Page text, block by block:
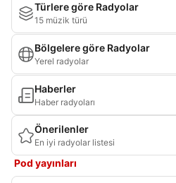
Türlere göre Radyolar
15 müzik türü
Bölgelere göre Radyolar
Yerel radyolar
Haberler
Haber radyoları
Önerilenler
En iyi radyolar listesi
Pod yayınları